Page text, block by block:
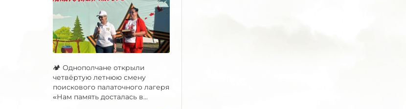
🏕 Однополчане открыли
четвёртую летнюю смену
поискового палаточного лагеря
«Нам память досталась в...